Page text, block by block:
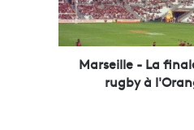
l
l
e
Marseille - La
rugby à